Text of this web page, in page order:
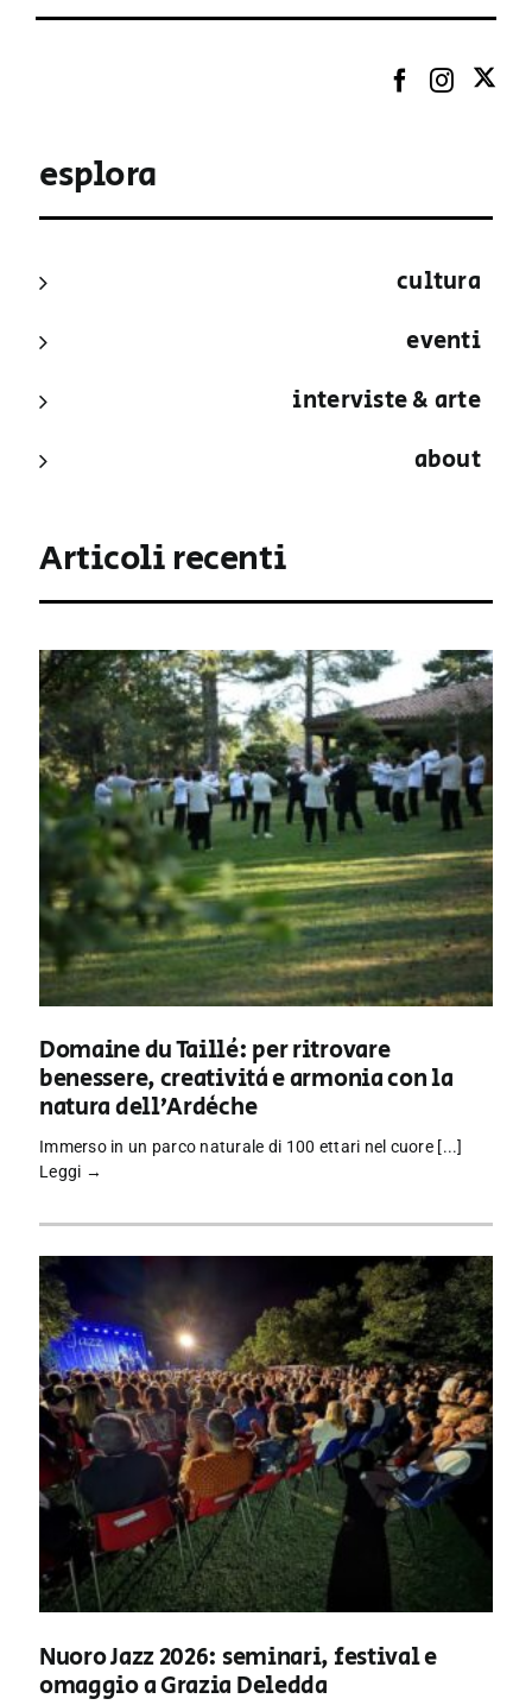
esplora
cultura
eventi
interviste & arte
about
Articoli recenti
Domaine du Taillé: per ritrovare
benessere, creatività e armonia con la
natura dell’Ardèche
Immerso in un parco naturale di 100 ettari nel cuore [...]
Leggi →
Nuoro Jazz 2026: seminari, festival e
omaggio a Grazia Deledda